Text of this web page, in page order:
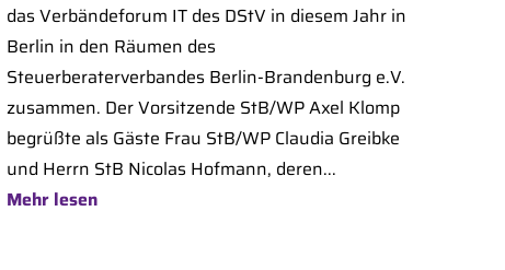
das Verbändeforum IT des DStV in diesem Jahr in
Berlin in den Räumen des
Steuerberaterverbandes Berlin-Brandenburg e.V.
zusammen. Der Vorsitzende StB/WP Axel Klomp
begrüßte als Gäste Frau StB/WP Claudia Greibke
und Herrn StB Nicolas Hofmann, deren...
Mehr lesen